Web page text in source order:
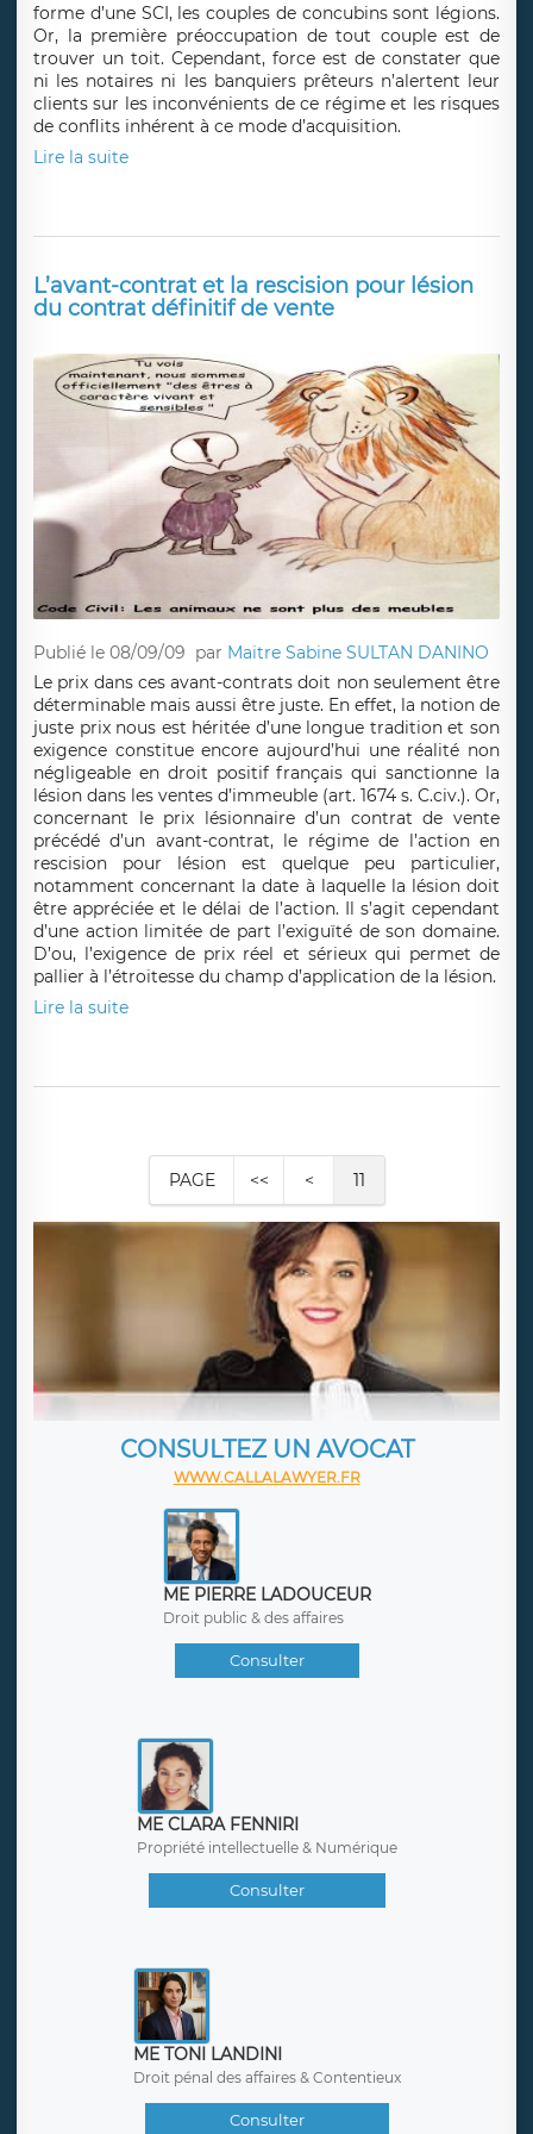
forme d’une SCI, les couples de concubins sont légions.
Or, la première préoccupation de tout couple est de
trouver un toit. Cependant, force est de constater que
ni les notaires ni les banquiers prêteurs n’alertent leur
clients sur les inconvénients de ce régime et les risques
de conflits inhérent à ce mode d’acquisition.
Lire la suite
L’avant-contrat et la rescision pour lésion
du contrat définitif de vente
Publié le 08/09/09 par Maitre Sabine SULTAN DANINO
Le prix dans ces avant-contrats doit non seulement être
déterminable mais aussi être juste. En effet, la notion de
juste prix nous est héritée d’une longue tradition et son
exigence constitue encore aujourd’hui une réalité non
négligeable en droit positif français qui sanctionne la
lésion dans les ventes d’immeuble (art. 1674 s. C.civ.). Or,
concernant le prix lésionnaire d’un contrat de vente
précédé d’un avant-contrat, le régime de l’action en
rescision pour lésion est quelque peu particulier,
notamment concernant la date à laquelle la lésion doit
être appréciée et le délai de l’action. Il s’agit cependant
d’une action limitée de part l’exiguïté de son domaine.
D’ou, l’exigence de prix réel et sérieux qui permet de
pallier à l’étroitesse du champ d’application de la lésion.
Lire la suite
PAGE << < 11
CONSULTEZ UN AVOCAT
WWW.CALLALAWYER.FR
ME PIERRE LADOUCEUR
Droit public & des affaires
Consulter
ME CLARA FENNIRI
Propriété intellectuelle & Numérique
Consulter
ME TONI LANDINI
Droit pénal des affaires & Contentieux
Consulter